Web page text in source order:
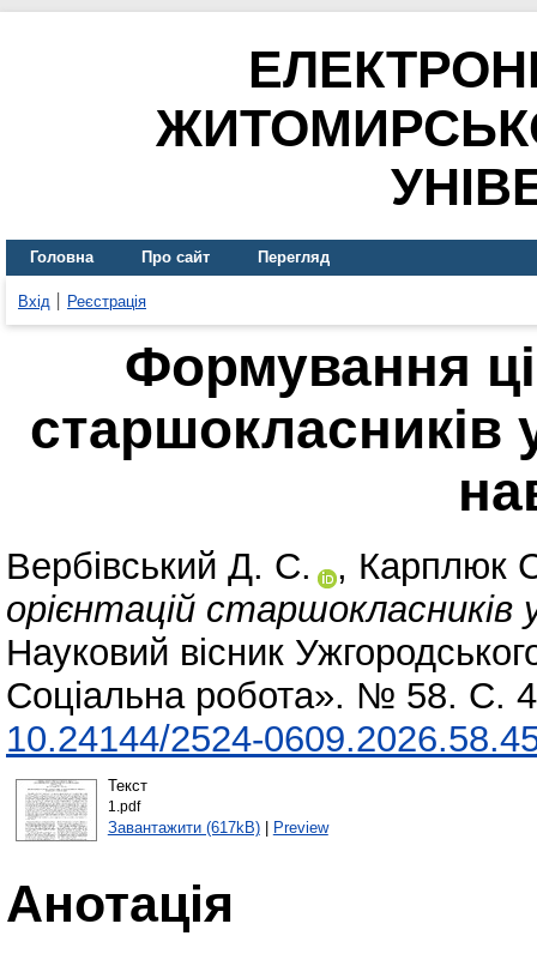
Головна Про сайт Перегляд
Вхід Реєстрація
Формування
старшокласників
Вербівський Д. С. , Карплюк
орієнтацій старшокласників
Науковий вісник
Соціальна робота». № 58. С.
10.24144/2524-
Текст
1.pdf
Завантажити (617kB)| Preview
Анотація